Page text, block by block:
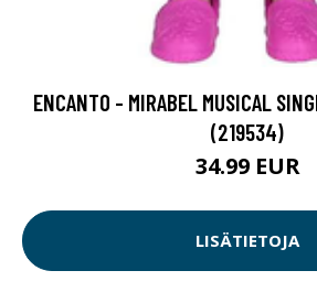
ENCANTO - MIRABEL MUSICAL
(219534)
34.99 EUR
LISÄTIETOJA